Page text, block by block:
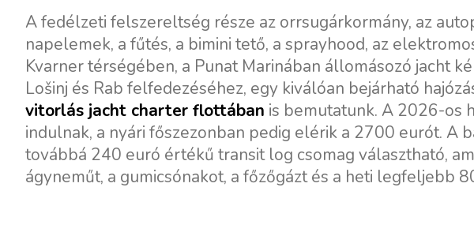
A fedélzeti felszereltség része az orrsugárkormány, az
napelemek, a fűtés, a bimini tető, a sprayhood, az
Kvarner térségében, a Punat Marinában állomásozó jacht
Lošinj és Rab felfedezéséhez, egy kiválóan bejárható
vitorlás jacht charter flottában is bemutatunk. A 2026-os
indulnak, a nyári főszezonban pedig elérik a 2700 eurót. A
továbbá 240 euró értékű transit log csomag választható,
ágyneműt, a gumicsónakot, a főzőgázt és a heti legfeljebb